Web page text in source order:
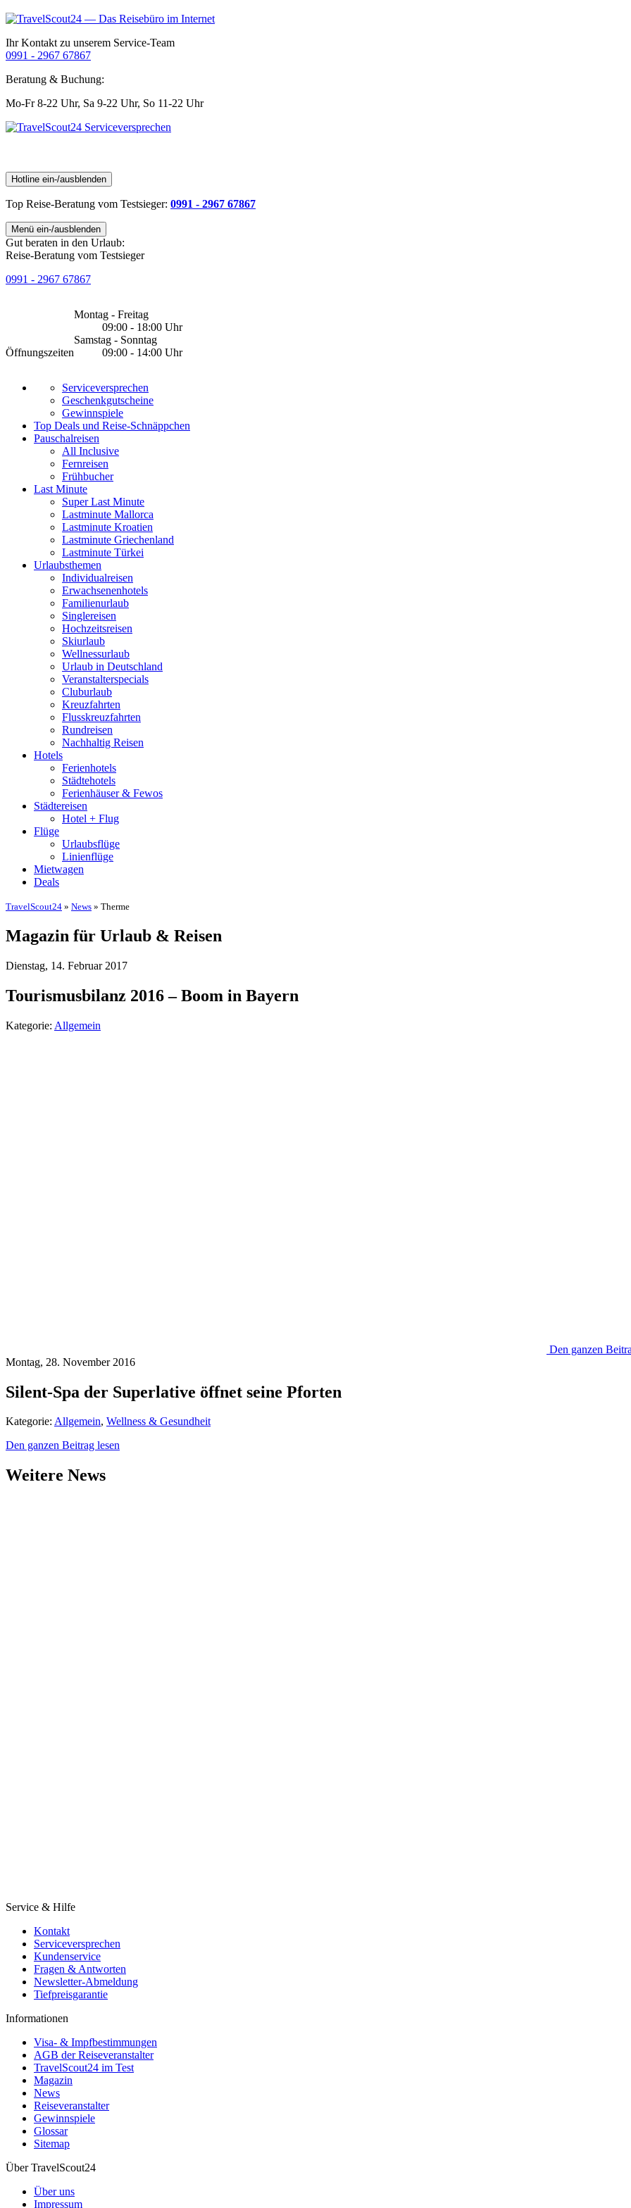
Ihr Kontakt zu unserem Service-Team
0991 - 2967 67867
Beratung & Buchung:
Mo-Fr 8-22 Uhr, Sa 9-22 Uhr, So 11-22 Uhr
Hotline ein-/ausblenden
Top Reise-Beratung vom Testsieger: 0991 - 2967 67867
Menü ein-/ausblenden
Gut beraten in den Urlaub:
Reise-Beratung vom Testsieger
0991 - 2967 67867
Öffnungszeiten
Montag - Freitag
09:00 - 18:00 Uhr
Samstag - Sonntag
09:00 - 14:00 Uhr
Serviceversprechen
Geschenkgutscheine
Gewinnspiele
Top Deals und Reise-Schnäppchen
Pauschalreisen
All Inclusive
Fernreisen
Frühbucher
Last Minute
Super Last Minute
Lastminute Mallorca
Lastminute Kroatien
Lastminute Griechenland
Lastminute Türkei
Urlaubsthemen
Individualreisen
Erwachsenenhotels
Familienurlaub
Singlereisen
Hochzeitsreisen
Skiurlaub
Wellnessurlaub
Urlaub in Deutschland
Veranstalterspecials
Cluburlaub
Kreuzfahrten
Flusskreuzfahrten
Rundreisen
Nachhaltig Reisen
Hotels
Ferienhotels
Städtehotels
Ferienhäuser & Fewos
Städtereisen
Hotel + Flug
Flüge
Urlaubsflüge
Linienflüge
Mietwagen
Deals
TravelScout24 » News » Therme
Magazin für Urlaub & Reisen
Dienstag, 14. Februar 2017
Tourismusbilanz 2016 – Boom in Bayern
Kategorie: Allgemein
Den ganzen
Montag, 28. November 2016
Silent-Spa der Superlative öffnet seine Pforten
Kategorie: Allgemein, Wellness & Gesundheit
Den ganzen Beitrag lesen
Weitere News
Service & Hilfe
Kontakt
Serviceversprechen
Kundenservice
Fragen & Antworten
Newsletter-Abmeldung
Tiefpreisgarantie
Informationen
Visa- & Impfbestimmungen
AGB der Reiseveranstalter
TravelScout24 im Test
Magazin
News
Reiseveranstalter
Gewinnspiele
Glossar
Sitemap
Über TravelScout24
Über uns
Impressum